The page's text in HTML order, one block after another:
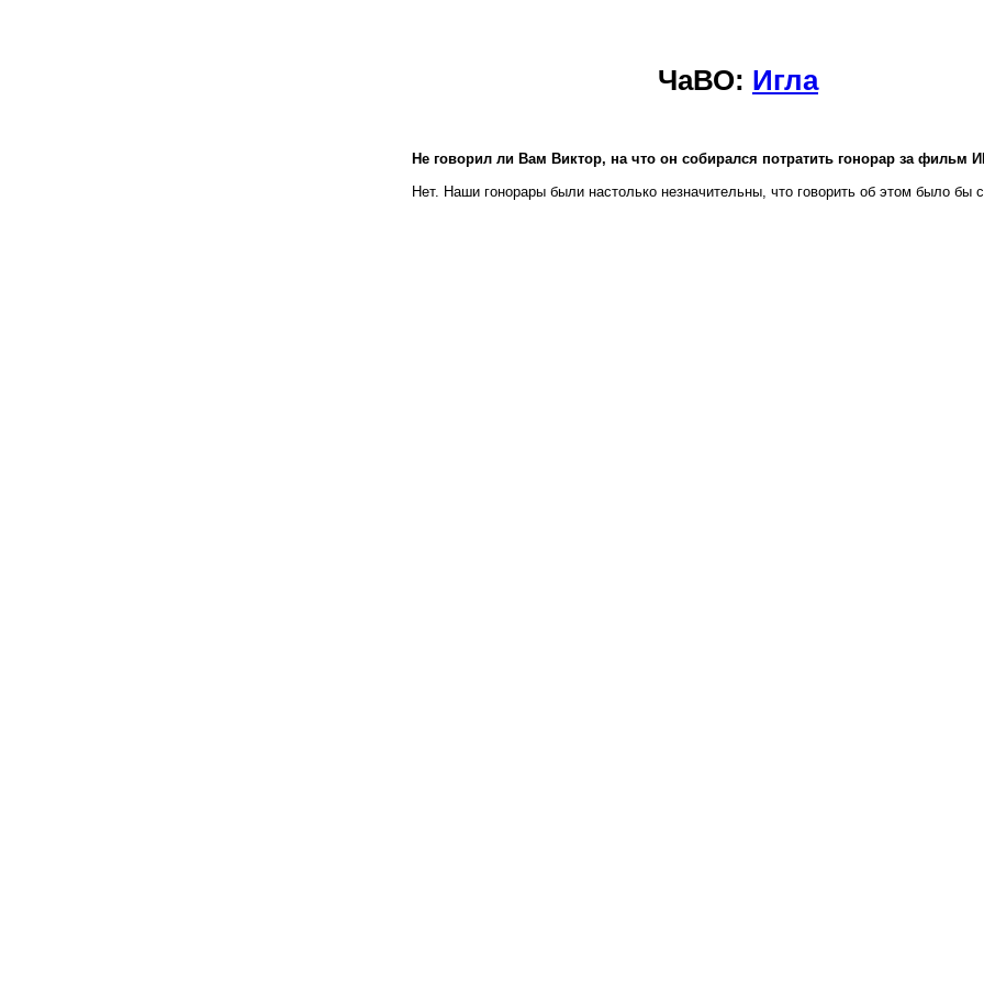
ЧаВО: Игла
Не говорил ли Вам Виктор, на что он собирался потратить гонорар за фильм
Нет. Наши гонорары были настолько незначительны, что говорить об этом было бы